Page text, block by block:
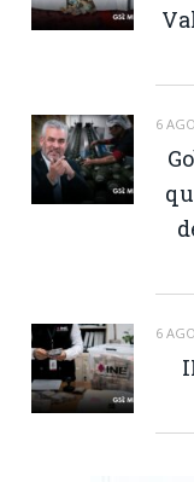
6
6